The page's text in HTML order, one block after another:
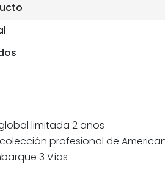
limitada 2 años
profesional de
3 Vías